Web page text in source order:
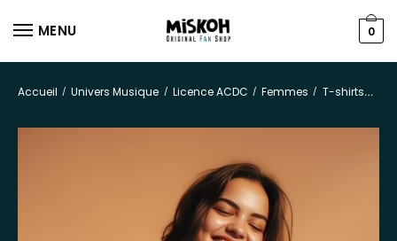
MENU 0
Accueil / Univers Musique / Licence ACDC / Femmes / T-shirts